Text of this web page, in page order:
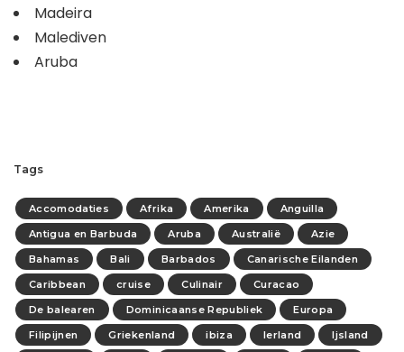
Madeira
Malediven
Aruba
Tags
Accomodaties Afrika Amerika
Anguilla
Antigua en Barbuda
Aruba Australië
Azie
Bahamas
Bali Barbados
Canarische Eilanden
Caribbean
cruise Culinair
Curacao
De balearen
Dominicaanse Republiek
Europa
Filipijnen
Griekenland ibiza Ierland
Ijsland